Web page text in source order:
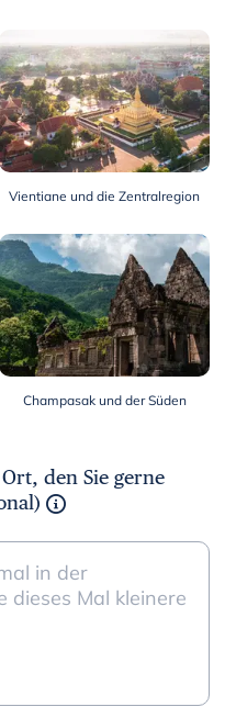
Vientiane und die Zentralregion
Champasak und der Süden
den Sie gerne